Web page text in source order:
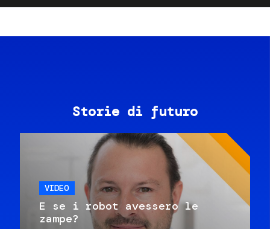
Storie di futuro
VIDEO
E se i robot avessero le
zampe?